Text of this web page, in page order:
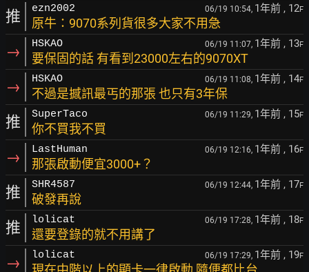
推 ezn2002 06/19 10:54, 1年前 , 12F
原牛：9070系列貨很多大家不用急
→ HSKAO 06/19 11:07, 1年前 , 13F
要保固的話 有看到23000左右的9070XT
→ HSKAO 06/19 11:08, 1年前 , 14F
不過是撼訊最丐的那張 也只有3年保
推 SuperTaco 06/19 11:29, 1年前 , 15F
你不買我不買
→ LastHuman 06/19 12:16, 1年前 , 16F
那張啟動便宜3000+？
推 SHR4587 06/19 12:44, 1年前 , 17F
破發再說
推 lolicat 06/19 17:28, 1年前 , 18F
還要登錄的就不用講了
→ lolicat 06/19 17:29, 1年前 , 19F